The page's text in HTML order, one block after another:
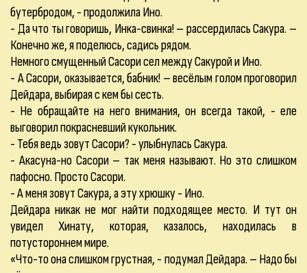
бутербродом, - продолжила Ино.
- Да что ты говоришь, Инка-свинка! – рассердилась Сакура. –
Конечно же, я поделюсь, садись рядом.
Немного смущенный Сасори сел между Сакурой и Ино.
- А Сасори, оказывается, бабник! – весёлым голом проговорил
Дейдара, выбирая с кем бы сесть.
- Не обращайте на него внимания, он всегда такой, - еле
выговорил покрасневший кукольник.
- Тебя ведь зовут Сасори? - улыбнулась Сакура.
- Акасуна-но Сасори – так меня называют. Но это слишком
пафосно. Просто Сасори.
- А меня зовут Сакура, а эту хрюшку - Ино.
Дейдара никак не мог найти подходящее место. И тут он
увидел Хинату, которая, казалось, находилась в
потустороннем мире.
«Что-то она слишком грустная, - подумал Дейдара. – Надо бы